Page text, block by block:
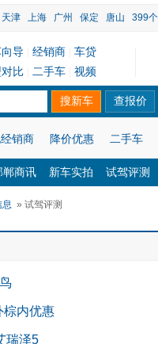
天津 上海 广州 保定 唐山 399
导 经销商
车贷
比 二手车 视频
销商 降价优惠 二手车
郸商讯 新车实拍 试驾评测
息 » 试驾评测
棕内优惠
瑞泽5